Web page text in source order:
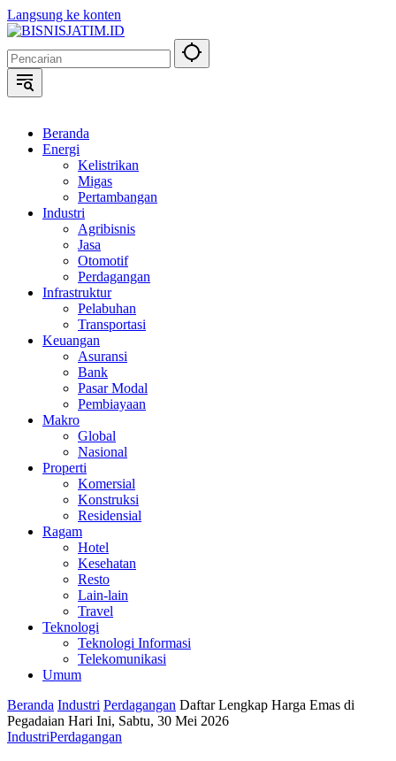
Langsung ke konten
Beranda
Energi
Kelistrikan
Migas
Pertambangan
Industri
Agribisnis
Jasa
Otomotif
Perdagangan
Infrastruktur
Pelabuhan
Transportasi
Keuangan
Asuransi
Bank
Pasar Modal
Pembiayaan
Makro
Global
Nasional
Properti
Komersial
Konstruksi
Residensial
Ragam
Hotel
Kesehatan
Resto
Lain-lain
Travel
Teknologi
Teknologi Informasi
Telekomunikasi
Umum
Beranda Industri Perdagangan Daftar Lengkap Harga Emas di
Pegadaian Hari Ini, Sabtu, 30 Mei 2026
IndustriPerdagangan